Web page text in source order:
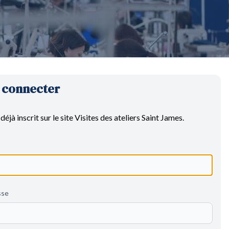
connecter
inscrit sur le site Visites des ateliers Saint James.